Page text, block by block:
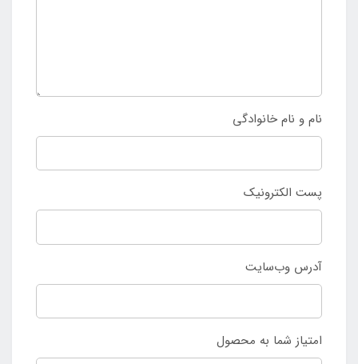
نام و نام خانوادگی
پست الکترونیک
آدرس وب‌سایت
امتیاز شما به محصول